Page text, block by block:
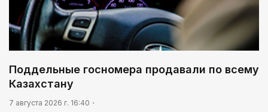
Поддельные госномера продавали по всему
Казахстану
7 августа 2026 г. 16:40